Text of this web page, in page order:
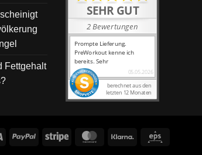
Fettgehalt
Visa PayPal Stripe MasterCardKlarna